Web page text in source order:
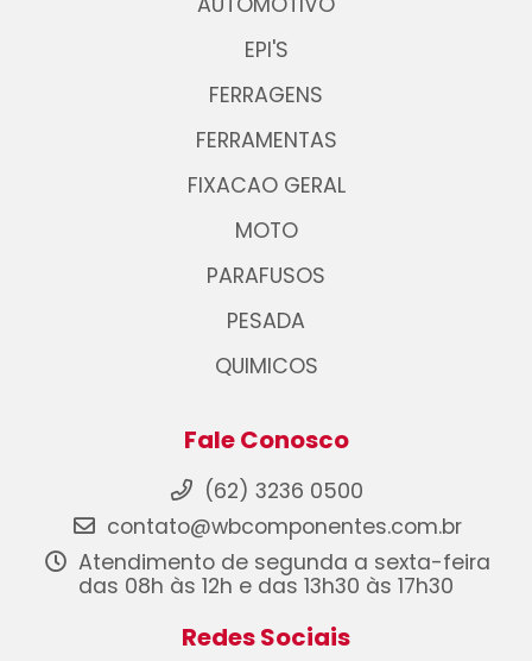
EPI'S
FERRAGENS
FERRAMENTAS
FIXACAO GERAL
MOTO
PARAFUSOS
PESADA
QUIMICOS
Fale Conosco
(62) 3236 0500
contato@wbcomponentes.com.br
Atendimento de segunda a sexta-feira
das 08h às 12h e das 13h30 às 17h30
Redes Sociais